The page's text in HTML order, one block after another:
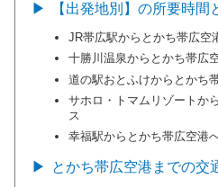
【出発地別】の所要時間
JR帯広駅からとかち帯広空
十勝川温泉からとかち帯広
道の駅おとふけからとかち
サホロ・トマムリゾートか
ス
幸福駅からとかち帯広空港
とかち帯広空港までの交